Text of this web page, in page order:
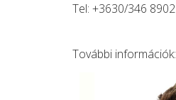
Tel: +3630/346 8902
További információk: